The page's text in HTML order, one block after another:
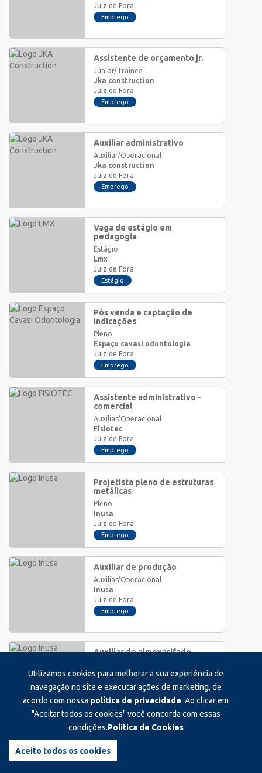
Juiz de Fora
Emprego
Assistente de orçamento jr.
Júnior/Trainee
Jka construction
Juiz de Fora
Emprego
Auxiliar administrativo
Auxiliar/Operacional
Jka construction
Juiz de Fora
Emprego
Vaga de estágio em
pedagogia
Estágio
Lmx
Juiz de Fora
Estágio
Pós venda e captação de
indicações
Pleno
Espaço cavasi odontologia
Juiz de Fora
Emprego
Assistente administrativo -
comercial
Auxiliar/Operacional
Fisiotec
Juiz de Fora
Emprego
Projetista pleno de estruturas
metálicas
Pleno
Inusa
Juiz de Fora
Emprego
Auxiliar de produção
Auxiliar/Operacional
Inusa
Juiz de Fora
Emprego
Auxiliar de almoxarifado
Inusa
Juiz de Fora
Emprego
Auxiliar/Operacional
Utilizamos cookies para melhorar a sua experiência de
navegação no site e executar ações de marketing, de
acordo com nossa política de privacidade. Ao clicar em
"Aceitar todos os cookies" você concorda com essas
condições.Política de Cookies
Aceito todos os cookies